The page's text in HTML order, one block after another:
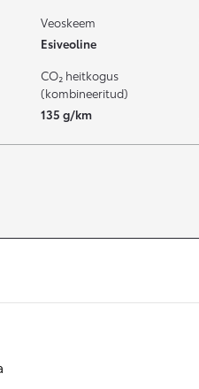
Veoskeem
Esiveoline
CO₂ heitkogus
(kombineeritud)
135 g/km